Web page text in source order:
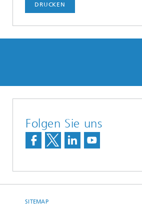
DRUCKEN
Folgen Sie uns
SITEMAP